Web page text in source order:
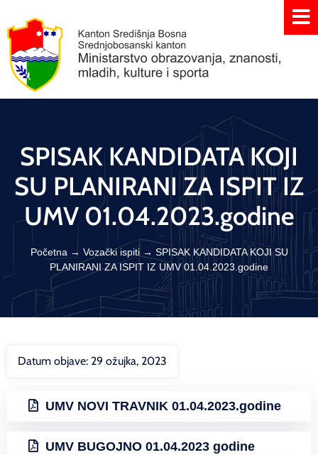
SPISAK KANDIDATA KOJI
SU PLANIRANI ZA ISPIT IZ
UMV 01.04.2023.godine
Početna → Vozački ispiti→ SPISAK KANDIDATA KOJI SU
PLANIRANI ZA ISPIT IZ UMV 01.04.2023.godine
Datum objave: 29 ožujka, 2023
UMV NOVI TRAVNIK 01.04.2023.godine
UMV BUGOJNO 01.04.2023 godine